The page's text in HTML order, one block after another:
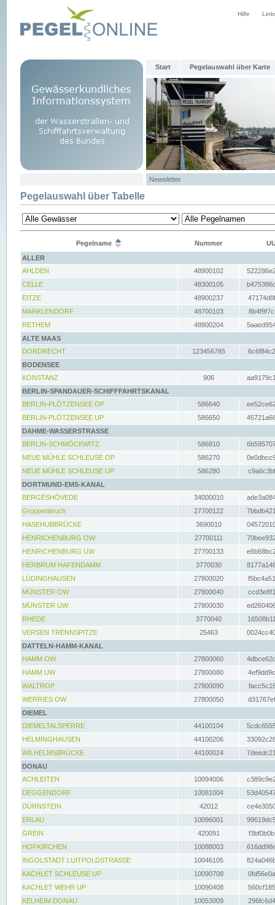
Hilfe
Start Pegelauswahl über Karte
Newsletter
Pegelauswahl über Tabelle
Pegelname Nummer
ALLER
AHLDEN
48900102
CELLE
48300105
EITZE
48900237
MARKLENDORF
48700103
RETHEM
48900204
ALTE MAAS
DORDRECHT
123456785
BODENSEE
KONSTANZ
906
BERLIN-SPANDAUER-SCHIFFFAHRTSKANAL
BERLIN-PLÖTZENSEE OP
586640
BERLIN-PLÖTZENSEE UP
586650
DAHME-WASSERSTRASSE
BERLIN-SCHMÖCKWITZ
586810
NEUE MÜHLE SCHLEUSE OP
586270
NEUE MÜHLE SCHLEUSE UP
586280
DORTMUND-EMS-KANAL
BERGESHÖVEDE
34000010
Groppenbruch
27700122
HASEHUBBRÜCKE
3690010
HENRICHENBURG OW
27700111
HENRICHENBURG UW
27700133
HERBRUM HAFENDAMM
3770030
LÜDINGHAUSEN
27800020
MÜNSTER OW
27800040
MÜNSTER UW
27800030
RHEDE
3770040
VERSEN TRENNSPITZE
25463
DATTELN-HAMM-KANAL
HAMM OW
27800060
HAMM UW
27800080
WALTROP
27800090
WERRIES OW
27800050
DIEMEL
DIEMELTALSPERRE
44100104
HELMINGHAUSEN
44100206
WILHELMSBRÜCKE
44100024
DONAU
ACHLEITEN
10094006
DEGGENDORF
10081004
DÜRNSTEIN
42012
ERLAU
10096001
GREIN
420091
HOFKIRCHEN
10088003
INGOLSTADT LUITPOLDSTRASSE
10046105
KACHLET SCHLEUSE UP
10090708
KACHLET WEHR UP
10090408
KELHEIM DONAU
10053009